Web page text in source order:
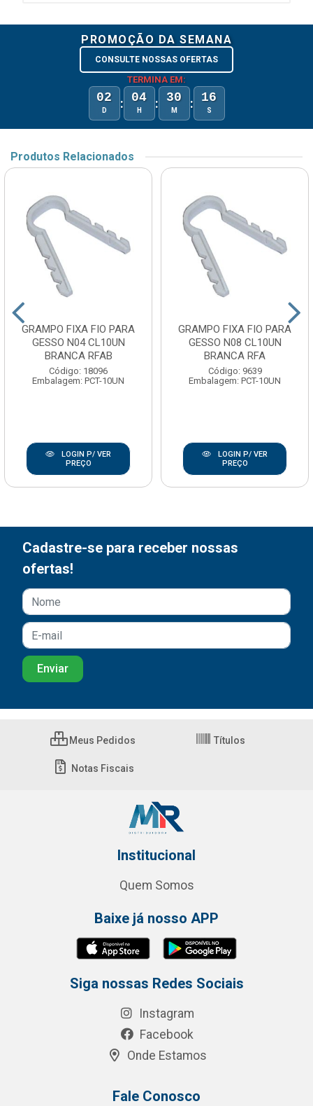
PROMOÇÃO DA SEMANA
CONSULTE NOSSAS OFERTAS
TERMINA EM:
02
D : 04
H : 30
M : 16
S
Produtos Relacionados
GRAMPO FIXA FIO PARA
GESSO N04 CL10UN
BRANCA RFAB
Código: 18096
Embalagem: PCT-10UN
LOGIN P/ VER
PREÇO
GRAMPO FIXA FIO PARA
GESSO N08 CL10UN
BRANCA RFA
Código: 9639
Embalagem: PCT-10UN
LOGIN P/ VER
PREÇO
Cadastre-se para receber nossas
ofertas!
Meus Pedidos Títulos
Notas Fiscais
Institucional
Quem Somos
Baixe já nosso APP
Siga nossas Redes Sociais
Instagram
Facebook
Onde Estamos
Fale Conosco